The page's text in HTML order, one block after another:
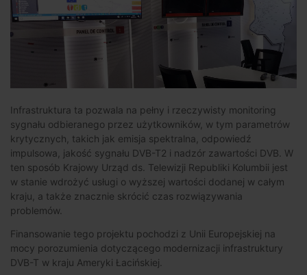
Infrastruktura ta pozwala na pełny i rzeczywisty monitoring
sygnału odbieranego przez użytkowników, w tym parametrów
krytycznych, takich jak emisja spektralna, odpowiedź
impulsowa, jakość sygnału DVB-T2 i nadzór zawartości DVB. W
ten sposób Krajowy Urząd ds. Telewizji Republiki Kolumbii jest
w stanie wdrożyć usługi o wyższej wartości dodanej w całym
kraju, a także znacznie skrócić czas rozwiązywania
problemów.
Finansowanie tego projektu pochodzi z Unii Europejskiej na
mocy porozumienia dotyczącego modernizacji infrastruktury
DVB-T w kraju Ameryki Łacińskiej.